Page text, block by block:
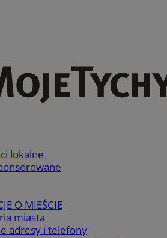
lokalne
O MIEŚCIE
miasta
adresy i telefony